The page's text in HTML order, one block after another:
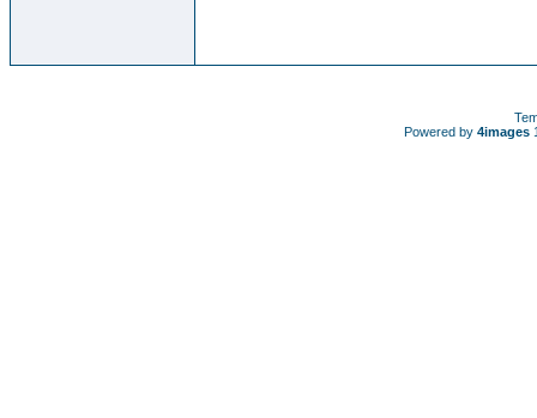
Powered by 4images